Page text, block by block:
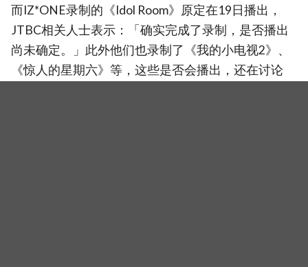
而IZ*ONE录制的《Idol Room》原定在19日播出，
JTBC相关人士表示：「确实完成了录制，是否播出
尚未确定。」此外他们也录制了《我的小电视2》、
《惊人的星期六》等，这些是否会播出，还在讨论